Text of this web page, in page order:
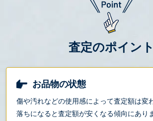
査定のポイント
お品物の状態
傷や汚れなどの使用感によって査定額は変
落ちになると査定額が安くなる傾向にあり